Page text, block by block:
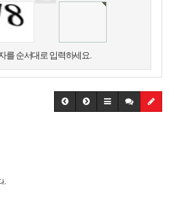
를 순서대로 입력하세요.